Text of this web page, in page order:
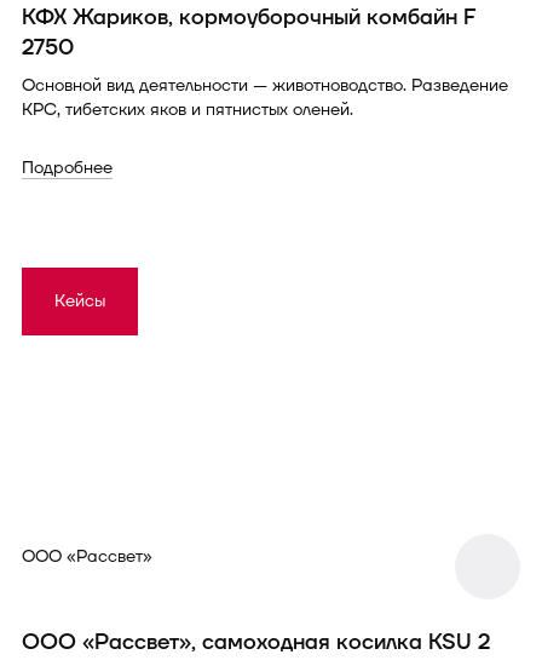
КФХ Жариков, кормоуборочный комбайн F
2750
Основной вид деятельности — животноводство. Разведение
КРС, тибетских яков и пятнистых оленей.
Подробнее
Кейсы
ООО «Рассвет», самоходная косилка KSU 2
ООО «Рассвет»